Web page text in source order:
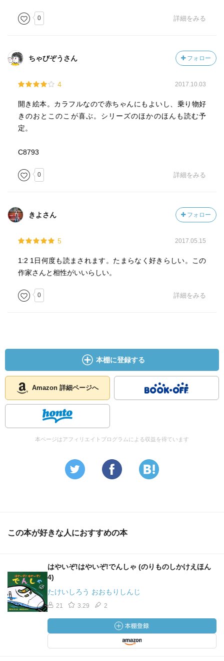
0 詳細をみる
ちゃびぞうさん フォロー
4 2017.10.03
開き絵本。カラフルなので赤ちゃんにもよいし、乗り物好
きのおとこのこが喜ぶ。シリーズのほかのほんも読む予
定。
C8793
0 詳細をみる
きよさん フォロー
5 2017.05.15
1:2 1日何度も読まされます。たまらなく好きらしい。この
作家さんと相性がいいらしい。
0 詳細をみる
本棚に登録する
Amazon 詳細ページへ
本ページはアフィリエイトプログラムによる収益を得ています
この本が好きな人におすすめの本
はやいぞ!はやいぞ!でんしゃ (のりものしかけえほん
4)
たけいしろう おおもりしんじ
21 3.29 2